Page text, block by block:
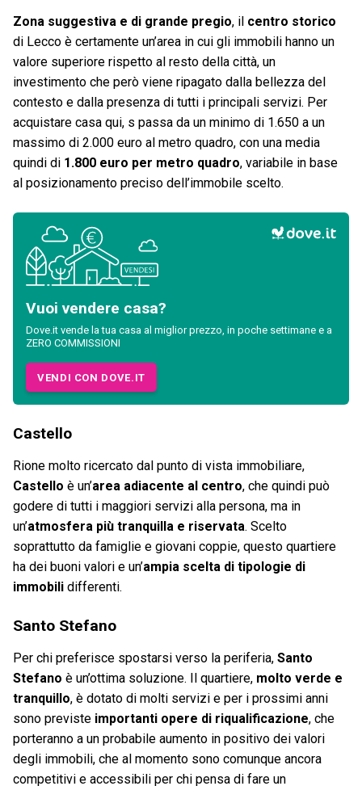
Zona suggestiva e di grande pregio, il centro storico
di Lecco è certamente un’area in cui gli immobili hanno un
valore superiore rispetto al resto della città, un
investimento che però viene ripagato dalla bellezza del
contesto e dalla presenza di tutti i principali servizi. Per
acquistare casa qui, s passa da un minimo di 1.650 a un
massimo di 2.000 euro al metro quadro, con una media
quindi di 1.800 euro per metro quadro, variabile in base
al posizionamento preciso dell’immobile scelto.
Vuoi vendere casa?
Dove.it vende la tua casa al miglior prezzo, in poche settimane e a
ZERO COMMISSIONI
VENDI CON DOVE.IT
Castello
Rione molto ricercato dal punto di vista immobiliare,
Castello è un’area adiacente al centro, che quindi può
godere di tutti i maggiori servizi alla persona, ma in
un’atmosfera più tranquilla e riservata. Scelto
soprattutto da famiglie e giovani coppie, questo quartiere
ha dei buoni valori e un’ampia scelta di tipologie di
immobili differenti.
Santo Stefano
Per chi preferisce spostarsi verso la periferia, Santo
Stefano è un’ottima soluzione. Il quartiere, molto verde e
tranquillo, è dotato di molti servizi e per i prossimi anni
sono previste importanti opere di riqualificazione, che
porteranno a un probabile aumento in positivo dei valori
degli immobili, che al momento sono comunque ancora
competitivi e accessibili per chi pensa di fare un